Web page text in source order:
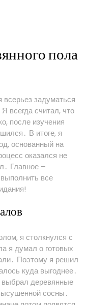
пола
задуматься
всегда считал, что
после изучения
В итоге, я
основанный на
оказался не
Главное –
все
я столкнулся с
я думал о готовых
Поэтому я решил
куда выгоднее․
выбрал деревянные
сосны․